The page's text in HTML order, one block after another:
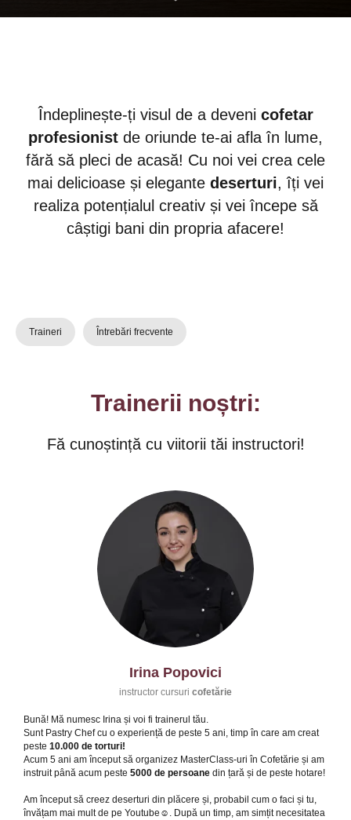
Îndeplinește-ți visul de a deveni cofetar
profesionist de oriunde te-ai afla în lume,
fără să pleci de acasă! Cu noi vei crea cele
mai delicioase și elegante deserturi, îți vei
realiza potențialul creativ și vei începe să
câștigi bani din propria afacere!
Traineri Întrebări frecvente
Trainerii noștri:
Fă cunoștință cu viitorii tăi instructori!
Irina Popovici
instructor cursuri cofetărie
Bună! Mă numesc Irina și voi fi trainerul tău.
Sunt Pastry Chef cu o experiență de peste 5 ani, timp în care am creat
peste 10.000 de torturi!
Acum 5 ani am început să organizez MasterClass-uri în Cofetărie și am
instruit până acum peste 5000 de persoane din țară și de peste hotare!
Am început să creez deserturi din plăcere și, probabil cum o faci și tu,
învățam mai mult de pe Youtube☺. După un timp, am simțit necesitatea